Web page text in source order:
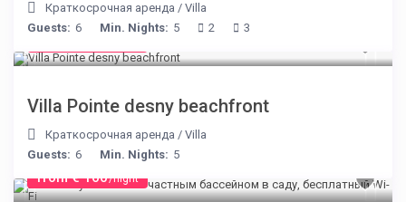
Краткосрочная аренда /Villa
Guests: 6 Min. Nights: 5 2 3
Villa Pointe desny beachfront
Краткосрочная аренда /Villa
Guests: 6 Min. Nights: 5
from € 160/night